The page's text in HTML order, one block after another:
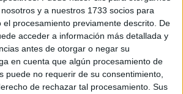
y a nuestros 1733 socios para
el procesamiento previamente descrito. De
acceder a información más detallada y
antes de otorgar o negar su
en cuenta que algún procesamiento de
puede no requerir de su consentimiento,
de rechazar tal procesamiento. Sus
Ceutapodrán ver a sus jugadores
hora. El equipo ha preparado un
(de 20:15 a 20:45) para que los
ver a sus jugadores favoritos
el Sporting de Gijón.